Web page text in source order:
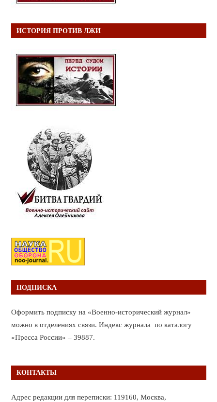
ИСТОРИЯ ПРОТИВ ЛЖИ
ПОДПИСКА
Оформить подписку на «Военно-исторический журнал»
можно в отделениях связи. Индекс журнала по каталогу
«Пресса России» – 39887.
КОНТАКТЫ
Адрес редакции для переписки: 119160, Москва,